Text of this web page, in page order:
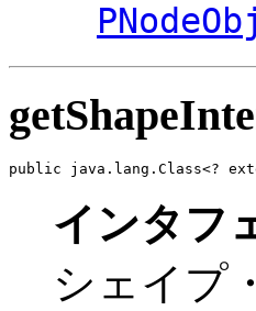
public java.lang.Class<?
インタフ
シェイプ